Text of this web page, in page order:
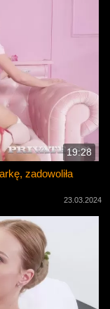
19:28
zadowoliła
23.03.2024